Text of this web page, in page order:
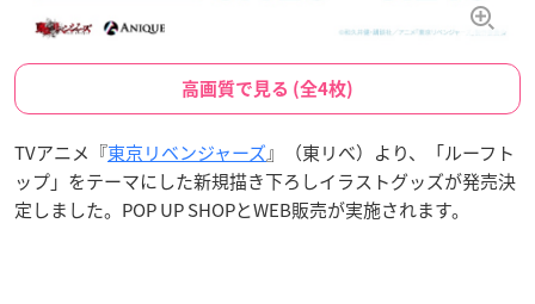
高画質で見る (全4枚)
TVアニメ『東京リベンジャーズ』（東リべ）より、「ルーフト
ップ」をテーマにした新規描き下ろしイラストグッズが発売決
定しました。POP UP SHOPとWEB販売が実施されます。